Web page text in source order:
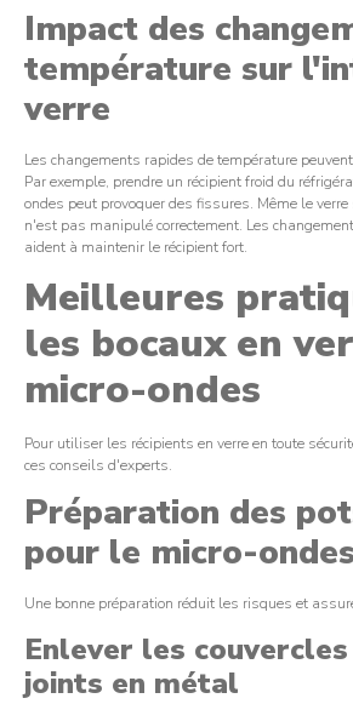
Impact des
température sur
verre
Les changements rapides de température
Par exemple, prendre un récipient froid du
ondes peut provoquer des fissures. Même le
n'est pas manipulé correctement. Les
aident à maintenir le récipient fort.
Meilleures
les bocaux en
micro-ondes
Pour utiliser les récipients en verre en toute
ces conseils d'experts.
Préparation des
pour le micro-ondes
Une bonne préparation réduit les risques et
Enlever les
joints en métal